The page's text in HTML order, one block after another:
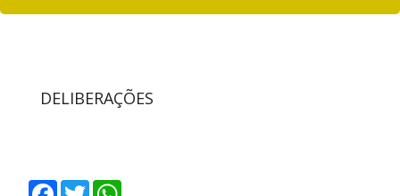
DELIBERAÇÕES
Facebook
Twitter